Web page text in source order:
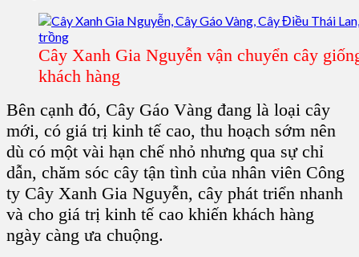
Cây Xanh Gia Nguyễn vận chuyển cây
khách hàng
Bên cạnh đó, Cây Gáo Vàng đang là loại cây
mới, có giá trị kinh tế cao, thu hoạch sớm nên
dù có một vài hạn chế nhỏ nhưng qua sự chỉ
dẫn, chăm sóc cây tận tình của nhân viên Công
ty Cây Xanh Gia Nguyễn, cây phát triển nhanh
và cho giá trị kinh tế cao khiến khách hàng
ngày càng ưa chuộng.